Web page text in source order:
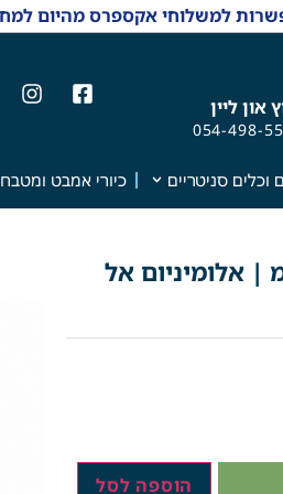
און ליין
054-498-
וכלים סניטריים כיורי אמבט ומטבח
פינתיים למקלחת + 4 קולבים | 30 ס"מ | אלומיניום אל
הוספה לסל